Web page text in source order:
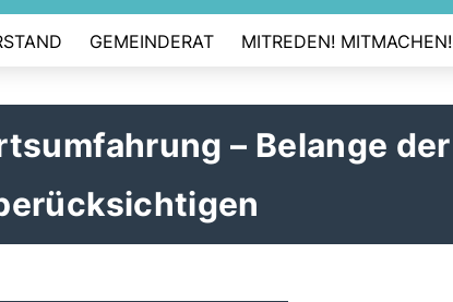
GEMEINDERAT MITREDEN! MITMACHEN!
– Belange der